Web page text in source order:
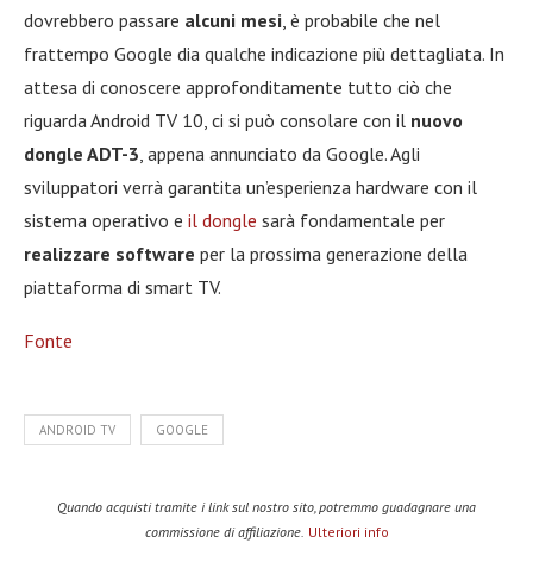
dovrebbero passare alcuni mesi , è probabile che nel
frattempo Google dia qualche indicazione più dettagliata. In
attesa di conoscere approfonditamente tutto ciò che
riguarda Android TV 10, ci si può consolare con il nuovo
dongle ADT-3 , appena annunciato da Google. Agli
sviluppatori verrà garantita un’esperienza hardware con il
sistema operativo e il dongle sarà fondamentale per
realizzare software per la prossima generazione della
piattaforma di smart TV.
Fonte
ANDROID TV GOOGLE
Quando acquisti tramite i link sul nostro sito, potremmo guadagnare una
commissione di affiliazione. Ulteriori info